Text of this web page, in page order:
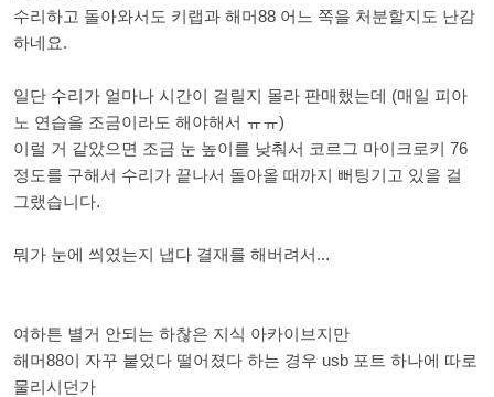
수리하고 돌아와서도 키랩과 해머88 어느 쪽을 처분할지도 난감
하네요.
일단 수리가 얼마나 시간이 걸릴지 몰라 판매했는데 (매일 피아
노 연습을 조금이라도 해야해서 ㅠㅠ)
이럴 거 같았으면 조금 눈 높이를 낮춰서 코르그 마이크로키 76
정도를 구해서 수리가 끝나서 돌아올 때까지 뻐팅기고 있을 걸
그랬습니다.
뭐가 눈에 씌였는지 냅다 결재를 해버려서...
여하튼 별거 안되는 하찮은 지식 아카이브지만
해머88이 자꾸 붙었다 떨어졌다 하는 경우 usb 포트 하나에 따로
물리시던가